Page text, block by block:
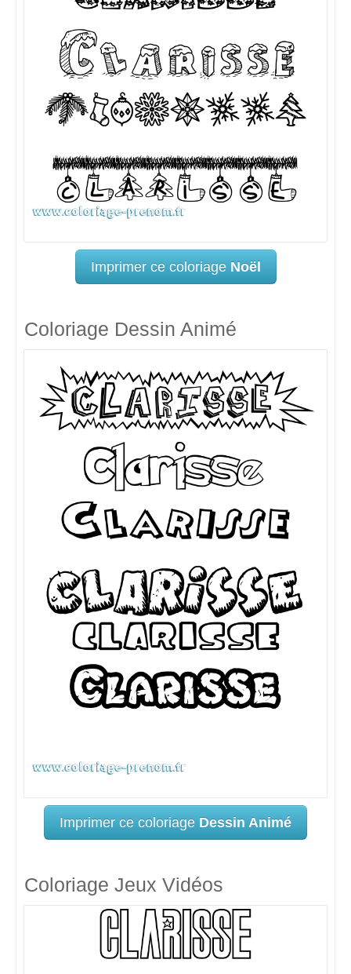
Imprimer ce coloriage Noël
Coloriage Dessin Animé
Imprimer ce coloriage Dessin Animé
Coloriage Jeux Vidéos